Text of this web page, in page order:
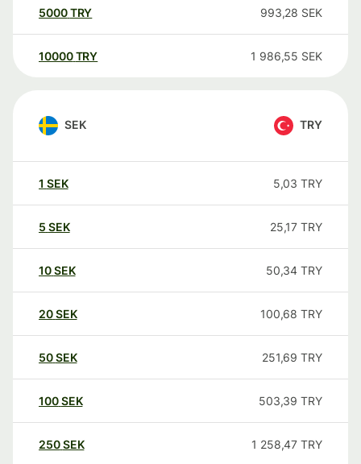
5000TRY 993,28 SEK
10000 TRY 1 986,55 SEK
SEK TRY
1 SEK 5,03 TRY
5 SEK 25,17 TRY
10SEK 50,34 TRY
20SEK 100,68 TRY
50SEK 251,69 TRY
100SEK 503,39 TRY
250SEK 1 258,47 TRY